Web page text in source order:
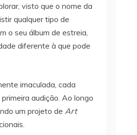
visto que o nome da
qualquer tipo de
o seu álbum de estreia,
diferente à que pode
imaculada, cada
audição. Ao longo
um projeto de Art